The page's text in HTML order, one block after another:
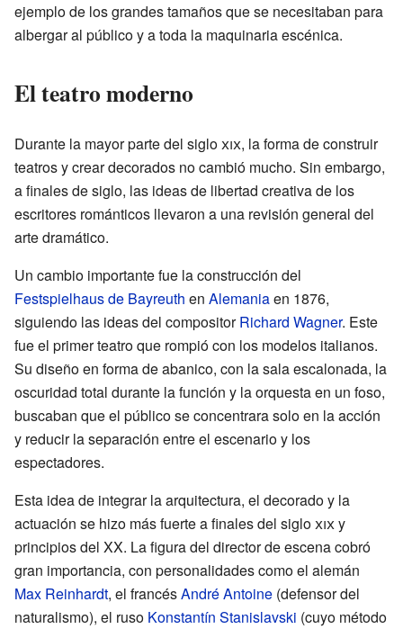
ejemplo de los grandes tamaños que se necesitaban para
albergar al público y a toda la maquinaria escénica.
El teatro moderno
Durante la mayor parte del sigloxix, la forma de construir
teatros y crear decorados no cambió mucho. Sin embargo,
a finales de siglo, las ideas de libertad creativa de los
escritores románticos llevaron a una revisión general del
arte dramático.
Un cambio importante fue la construcción del
Festspielhaus de Bayreuth en Alemaniaen 1876,
siguiendo las ideas del compositorRichard Wagner. Este
fue el primer teatro que rompió con los modelos italianos.
Su diseño en forma de abanico, con la sala escalonada, la
oscuridad total durante la función y la orquesta en un foso,
buscaban que el público se concentrara solo en la acción
y reducir la separación entre el escenario y los
espectadores.
Esta idea de integrar la arquitectura, el decorado y la
actuación se hizo más fuerte a finales del sigloxixy
principios del XX. La figura del director de escena cobró
gran importancia, con personalidades como el alemán
Max Reinhardt, el francésAndré Antoine (defensor del
naturalismo), el ruso Konstantín Stanislavski (cuyo método